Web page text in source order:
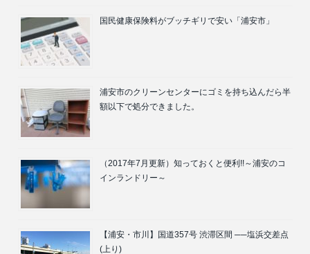
国民健康保険料がブッチギリで安い「浦安市」
浦安市のクリーンセンターにゴミを持ち込んだら半
額以下で処分できました。
（2017年7月更新）知っておくと便利!!～浦安のコ
インランドリー～
【浦安・市川】国道357号 渋滞区間 ──塩浜交差点
(上り)